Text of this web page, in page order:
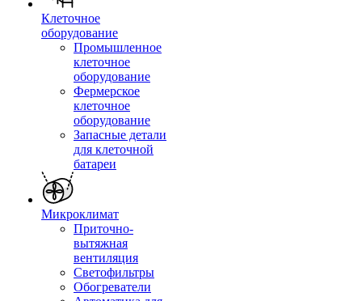
Клеточное
оборудование
Промышленное
клеточное
оборудование
Фермерское
клеточное
оборудование
Запасные детали
для клеточной
батареи
Микроклимат
Приточно-
вытяжная
вентиляция
Светофильтры
Обогреватели